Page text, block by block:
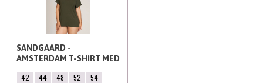
SANDGAARD -
AMSTERDAM T-SHIRT MED
42 44 48 52 54